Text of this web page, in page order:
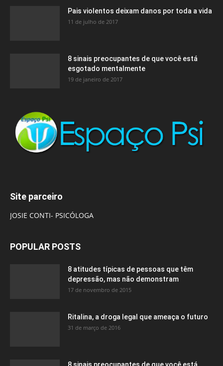
Pais violentos deixam danos por toda a vida
11 de julho de 2017
8 sinais preocupantes de que você está
esgotado mentalmente
19 de janeiro de 2017
Site parceiro
JOSIE CONTI- PSICÓLOGA
POPULAR POSTS
8 atitudes típicas de pessoas que têm
depressão, mas não demonstram
17 de novembro de 2015
Ritalina, a droga legal que ameaça o futuro
31 de março de 2016